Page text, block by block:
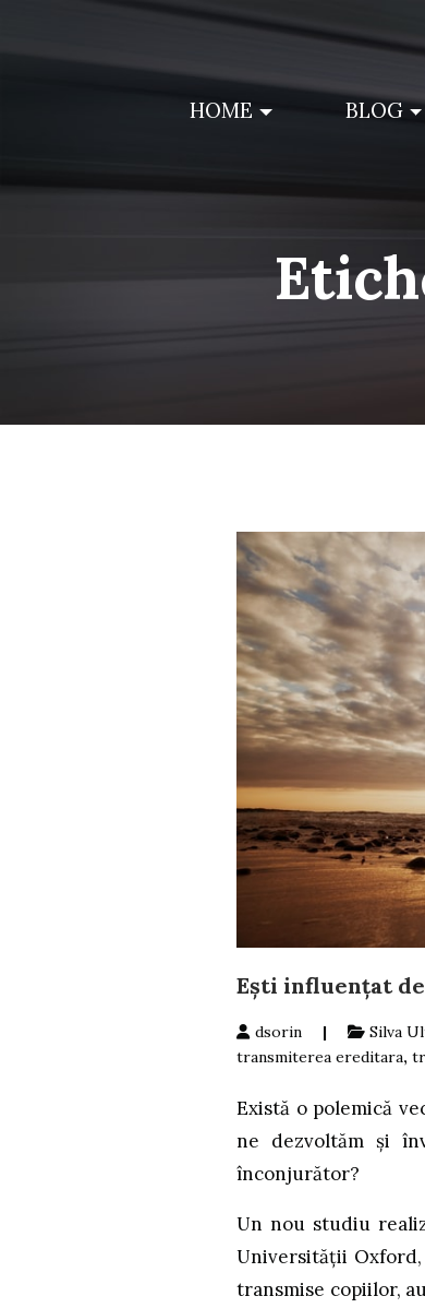
HOME BLOG
Eşti influenţat
dsorin | Silva
transmiterea ereditara,
Există o polemică
ne dezvoltăm și
înconjurător?
Un nou studiu
Universităţii
transmise copiilor,